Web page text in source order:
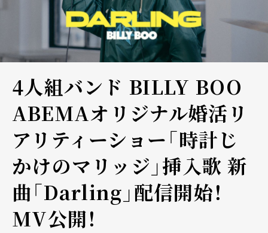
4人組バンド BILLY BOO
ABEMAオリジナル婚活リ
アリティーショー「時計じ
かけのマリッジ」挿入歌 新
曲「Darling」配信開始！
MV公開！